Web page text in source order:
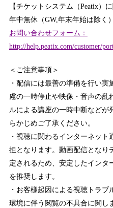
【チケットシステム（Peatix）
年中無休（GW,年末年始は除く）
お問い合わせフォーム：
http://help.peatix.com/customer/
＜ご注意事項＞
・配信には最善の準備を行い
慮の一時停止や映像・音声の乱
ルによる講座の一時中断などが
らかじめご了承ください。
・視聴に関わるインターネッ
担となります。動画配信となり
定されるため、安定したインタ
を推奨します。
・お客様起因による視聴トラ
環境に伴う閲覧の不具合に関し